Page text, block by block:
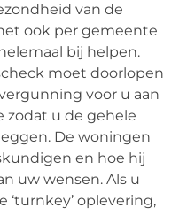
van de
ook per gemeente
bij helpen.
moet doorlopen
voor u aan
zodat u de gehele
De woningen
en hoe hij
uw wensen. Als u
‘turnkey’ oplevering,